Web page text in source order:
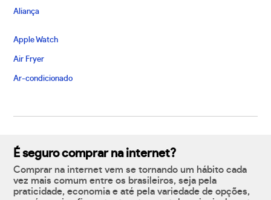
Aliança
Apple Watch
Air Fryer
Ar-condicionado
É seguro comprar na internet?
Comprar na internet vem se tornando um hábito cada
vez mais comum entre os brasileiros, seja pela
praticidade, economia e até pela variedade de opções,